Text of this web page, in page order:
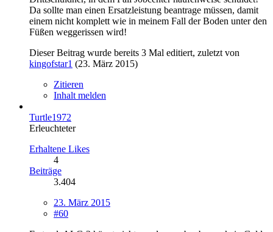
Da sollte man einen Ersatzleistung beantrage müssen, damit
einem nicht komplett wie in meinem Fall der Boden unter den
Füßen weggerissen wird!
Dieser Beitrag wurde bereits 3 Mal editiert, zuletzt von
kingofstar1 (23. März 2015)
Zitieren
Inhalt melden
Turtle1972
Erleuchteter
Erhaltene Likes
4
Beiträge
3.404
23. März 2015
#60